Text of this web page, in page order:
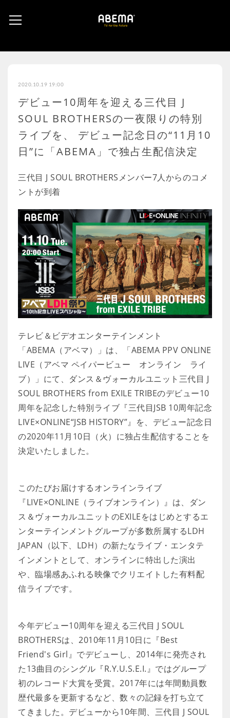
2020.10.19 19:00
デビュー10周年を迎える三代目 J
SOUL BROTHERSの一夜限りの特別
ライブを、 デビュー記念日の“11月10
日”に「ABEMA」で独占生配信決定
三代目 J SOUL BROTHERSメンバー7人からのコメ
ントが到着
テレビ＆ビデオエンターテインメント
「ABEMA（アベマ）」は、「ABEMA PPV ONLINE
LIVE（アベマ ペイパービュー オンライン ライ
ブ）」にて、ダンス＆ヴォーカルユニット三代目 J
SOUL BROTHERS from EXILE TRIBEのデビュー10
周年を記念した特別ライブ『三代目JSB 10周年記念
LIVE×ONLINE“JSB HISTORY”』を、デビュー記念日
の2020年11月10日（火）に独占生配信することを
決定いたしました。
このたびお届けするオンラインライブ
『LIVE×ONLINE（ライブオンライン）』は、ダン
ス＆ヴォーカルユニットのEXILEをはじめとするエ
ンターテインメントグループが多数所属するLDH
JAPAN（以下、LDH）の新たなライブ・エンタテ
インメントとして、オンラインに特出した演出
や、臨場感あふれる映像でクリエイトした有料配
信ライブです。
今年デビュー10周年を迎える三代目 J SOUL
BROTHERSは、2010年11月10日に『Best
Friend's Girl』でデビューし、2014年に発売され
た13曲目のシングル『R.Y.U.S.E.I.』ではグループ
初のレコード大賞を受賞。2017年には年間動員数
歴代最多を更新するなど、数々の記録を打ち立て
てきました。デビューから10年間、三代目 J SOUL